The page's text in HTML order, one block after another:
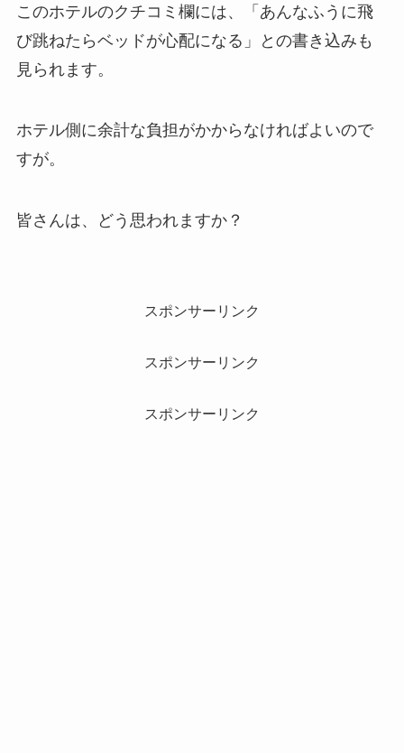
このホテルのクチコミ欄には、「あんなふうに飛
び跳ねたらベッドが心配になる」との書き込みも
見られます。
ホテル側に余計な負担がかからなければよいので
すが。
皆さんは、どう思われますか？
スポンサーリンク
スポンサーリンク
スポンサーリンク